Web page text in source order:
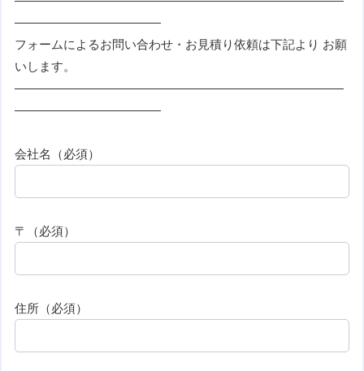
————————————
フォームによるお問い合わせ・お見積り依頼は下記より お願
いします。
———————————————————————————
————————————
会社名（必須）
〒（必須）
住所（必須）